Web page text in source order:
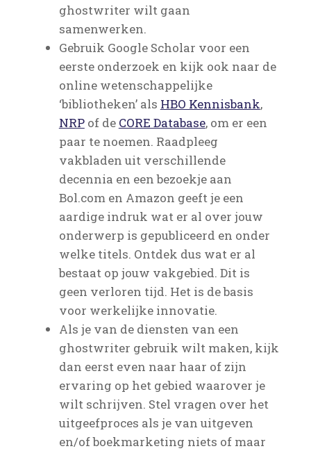
ghostwriter wilt gaan
samenwerken.
Gebruik Google Scholar voor een
eerste onderzoek en kijk ook naar de
online wetenschappelijke
‘bibliotheken’ als HBO Kennisbank,
NRPof de CORE Database, om er een
paar te noemen. Raadpleeg
vakbladen uit verschillende
decennia en een bezoekje aan
Bol.com en Amazon geeft je een
aardige indruk wat er al over jouw
onderwerp is gepubliceerd en onder
welke titels. Ontdek dus wat er al
bestaat op jouw vakgebied. Dit is
geen verloren tijd. Het is de basis
voor werkelijke innovatie.
Als je van de diensten van een
ghostwriter gebruik wilt maken, kijk
dan eerst even naar haar of zijn
ervaring op het gebied waarover je
wilt schrijven. Stel vragen over het
uitgeefproces als je van uitgeven
en/of boekmarketing niets of maar